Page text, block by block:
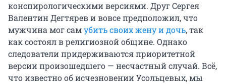
конспирологическими версиями. Друг Сергея
Валентин Дегтярев и вовсе предположил, что
мужчина мог самубить своих жену и дочь, так
как состоял в религиозной общине. Однако
следователи придерживаются приоритетной
версии произошедшего — несчастный случай. Всё,
что известно об исчезновении Усольцевых, мы